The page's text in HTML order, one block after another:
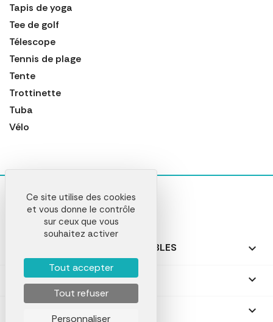
Tapis de yoga
Tee de golf
Télescope
Tennis de plage
Tente
Trottinette
Tuba
Vélo
NOS PRODUITS PERSONNALISABLES 
NOS CADEAUX PERSONNALISÉS 

Ce site utilise des cookies
et vous donne le contrôle
sur ceux que vous
souhaitez activer
Tout accepter
Tout refuser
Personnaliser